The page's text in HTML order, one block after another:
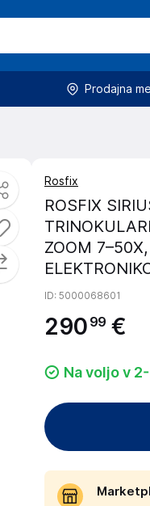
Prodajna
Rosfix
ROSFIX
ZOOM
ID: 5000068601
290 99 €
Na voljo v